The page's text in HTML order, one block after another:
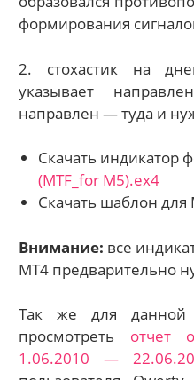
формирования
2. стохастик на
указывает
направлен — туда и
Скачать индикатор
(MTF_for M5).ex4
Скачать шаблон
Внимание: все
MT4 предварительно
Так же для данной
просмотреть отчет
1.06.2010 —